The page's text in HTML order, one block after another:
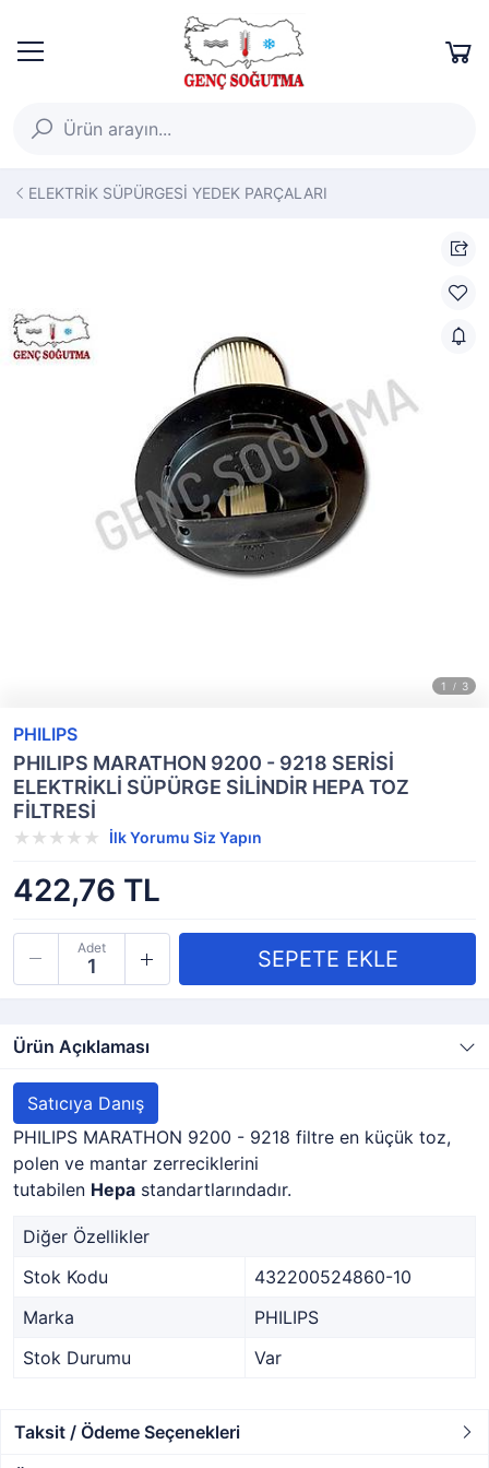
ELEKTRİK SÜPÜRGESİ YEDEK PARÇALARI
PHILIPS
PHILIPS MARATHON 9200 - 9218 SERİSİ
ELEKTRİKLİ SÜPÜRGE SİLİNDİR HEPA TOZ
FİLTRESİ
İlk Yorumu Siz Yapın
422,76 TL
Adet
Ürün Açıklaması
Satıcıya Danış
PHILIPS MARATHON 9200 - 9218 filtre en küçük toz,
polen ve mantar zerreciklerini
tutabilen Hepa standartlarındadır.
Diğer Özellikler
Stok Kodu
432200524860-10
Marka
PHILIPS
Stok Durumu
Var
Taksit / Ödeme Seçenekleri